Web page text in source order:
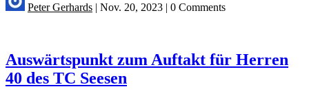
Peter Gerhards | Nov. 20, 2023 | 0 Comments
Auswärtspunkt zum Auftakt für Herren
40 des TC Seesen